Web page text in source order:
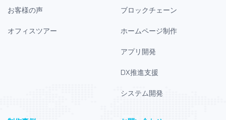
お客様の声
オフィスツアー
ブロックチェーン
ホームページ制作
アプリ開発
DX推進支援
システム開発